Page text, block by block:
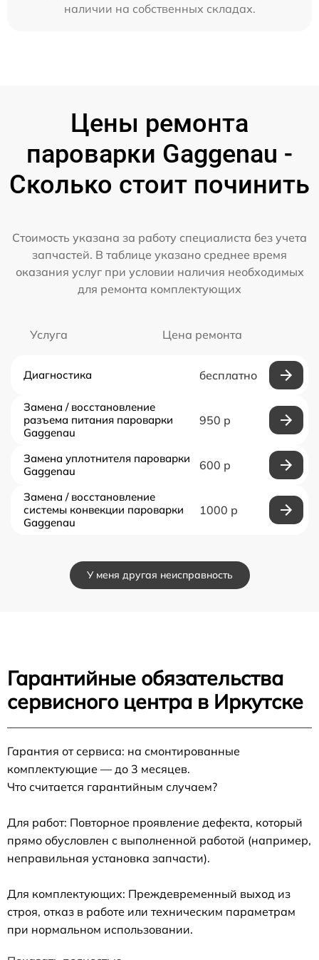
наличии на собственных складах.
Цены ремонта
пароварки Gaggenau -
Сколько стоит починить
Стоимость указана за работу специалиста без учета
запчастей. В таблице указано среднее время
оказания услуг при условии наличия необходимых
для ремонта комплектующих
Услуга Цена ремонта
Диагностика бесплатно
Замена / восстановление
разъема питания пароварки
Gaggenau
950 р
Замена уплотнителя пароварки
Gaggenau
600 р
Замена / восстановление
системы конвекции пароварки
Gaggenau
1000 р
У меня другая неисправность
Гарантийные обязательства
сервисного центра в Иркутске
Гарантия от сервиса: на смонтированные
комплектующие — до 3 месяцев.
Что считается гарантийным случаем?
Для работ: Повторное проявление дефекта, который
прямо обусловлен с выполненной работой (например,
неправильная установка запчасти).
Для комплектующих: Преждевременный выход из
строя, отказ в работе или техническим параметрам
при нормальном использовании.